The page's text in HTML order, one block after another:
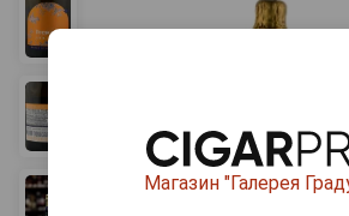
Магазин "Галерея